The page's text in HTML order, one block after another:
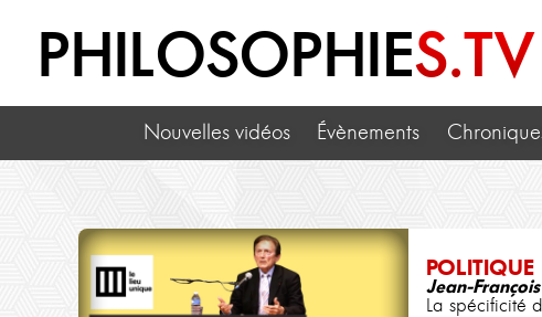
PHILOSOPHIES.TV
Nouvelles vidéos Évènements
POLITIQUE
Jean-
La spécificité